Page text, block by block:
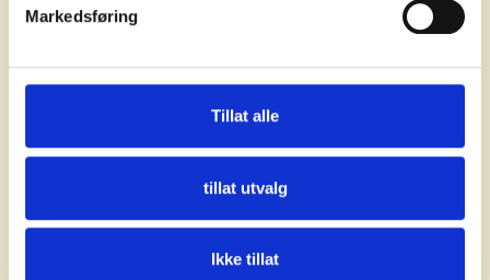
Markedsføring
Tillat alle
tillat utvalg
Ikke tillat
Mobilnummer